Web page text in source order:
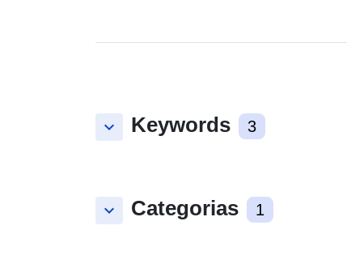
keyboard_arrow_down Keywords 3
keyboard_arrow_down Categorias 1